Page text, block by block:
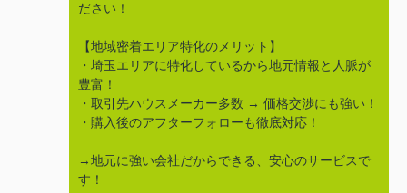
ださい！
【地域密着エリア特化のメリット】
・埼玉エリアに特化しているから地元情報と人脈が
豊富！
・取引先ハウスメーカー多数 → 価格交渉にも強い！
・購入後のアフターフォローも徹底対応！
→地元に強い会社だからできる、安心のサービスで
す！